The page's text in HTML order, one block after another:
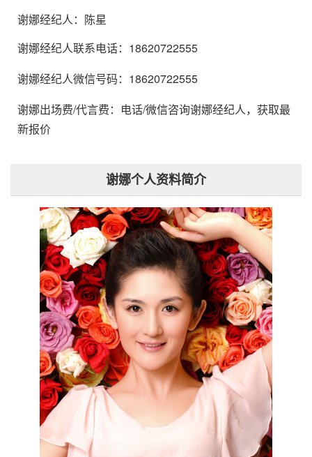
谢娜经纪人： 陈星
谢娜经纪人联系电话：18620722555
谢娜经纪人微信号码：18620722555
谢娜出场费/代言费：电话/微信咨询谢娜经纪人，获取最
新报价
谢娜个人资料简介